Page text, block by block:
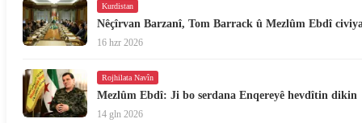
Kurdistan
Nêçîrvan Barzanî, Tom Barrack û Mezlûm Ebdî
16 hzr 2026
Rojhilata Navîn
Mezlûm Ebdî: Ji bo serdana Enqereyê hevdîtin dikin
14 gln 2026